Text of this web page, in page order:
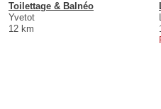
Toilettage & Balnéo
Yvetot
12 km